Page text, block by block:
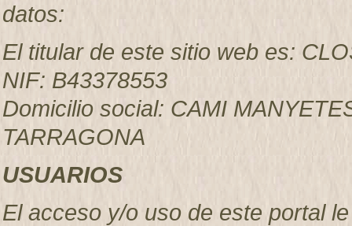
datos:
El titular de este sitio web es:
NIF: B43378553
Domicilio social: CAMI
TARRAGONA
USUARIOS
El acceso y/o uso de este portal